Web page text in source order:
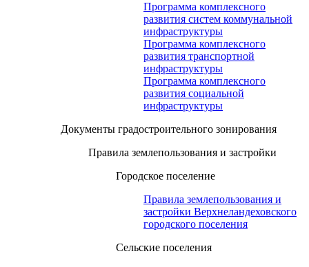
Программа комплексного
развития систем коммунальной
инфраструктуры
Программа комплексного
развития транспортной
инфраструктуры
Программа комплексного
развития социальной
инфраструктуры
Документы градостроительного зонирования
Правила землепользования и застройки
Городское поселение
Правила землепользования и
застройки Верхнеландеховского
городского поселения
Сельские поселения